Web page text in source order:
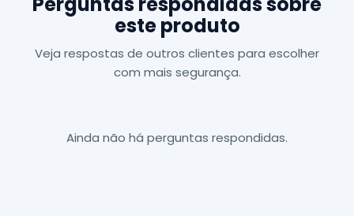
este produto
Veja respostas de outros clientes para escolher
com mais segurança.
Ainda não há perguntas respondidas.